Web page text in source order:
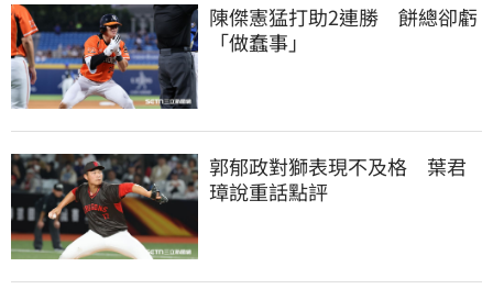
陳傑憲猛打助2連勝　餅總卻虧
「做蠢事」
郭郁政對獅表現不及格　葉君
璋說重話點評